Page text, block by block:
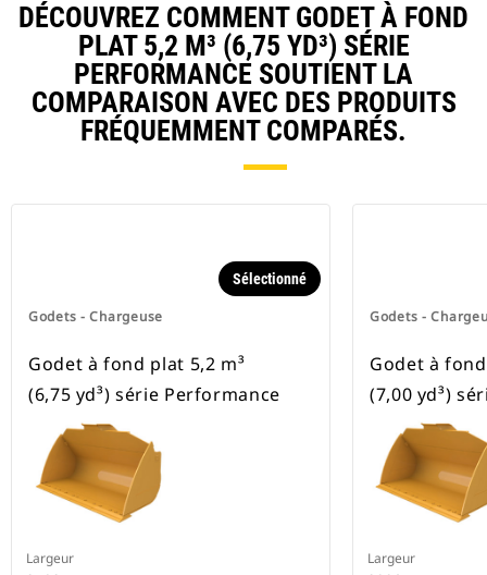
DÉCOUVREZ COMMENT GODET À FOND
PLAT 5,2 M³ (6,75 YD³) SÉRIE
PERFORMANCE SOUTIENT LA
COMPARAISON AVEC DES PRODUITS
FRÉQUEMMENT COMPARÉS.
Godets - Chargeuse
Sélectionné
Godet à fond plat 5,2 m³
(6,75 yd³) série Performance
Largeur
Godets -
Godet à
(7,00 yd³)
Largeur